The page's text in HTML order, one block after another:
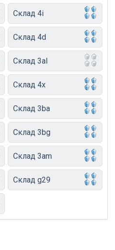
Склад 4i
Склад 4d
Склад 3al
Склад 4x
Склад 3ba
Склад 3bg
Склад 3am
Склад g29